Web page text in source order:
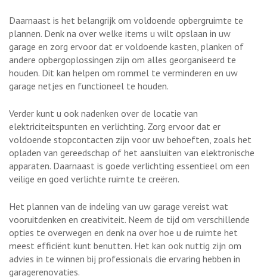
Daarnaast is het belangrijk om voldoende opbergruimte te
plannen. Denk na over welke items u wilt opslaan in uw
garage en zorg ervoor dat er voldoende kasten, planken of
andere opbergoplossingen zijn om alles georganiseerd te
houden. Dit kan helpen om rommel te verminderen en uw
garage netjes en functioneel te houden.
Verder kunt u ook nadenken over de locatie van
elektriciteitspunten en verlichting. Zorg ervoor dat er
voldoende stopcontacten zijn voor uw behoeften, zoals het
opladen van gereedschap of het aansluiten van elektronische
apparaten. Daarnaast is goede verlichting essentieel om een
veilige en goed verlichte ruimte te creëren.
Het plannen van de indeling van uw garage vereist wat
vooruitdenken en creativiteit. Neem de tijd om verschillende
opties te overwegen en denk na over hoe u de ruimte het
meest efficiënt kunt benutten. Het kan ook nuttig zijn om
advies in te winnen bij professionals die ervaring hebben in
garagerenovaties.